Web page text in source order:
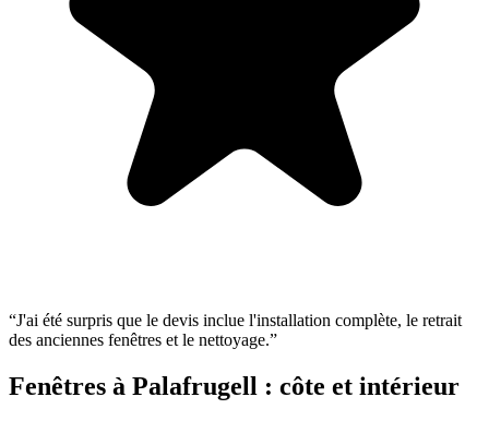
“J'ai été surpris que le devis inclue l'installation complète, le retrait
des anciennes fenêtres et le nettoyage.”
Fenêtres à Palafrugell : côte et intérieur